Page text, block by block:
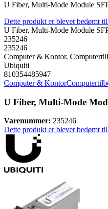
U Fiber, Multi-Mode Module
Dette produkt er blevet bedømt
U Fiber, Multi-Mode Module
235246
235246
Computer & Kontor,
Ubiquiti
810354485947
Computer & Kontor
U Fiber, Multi-Mode
Varenummer: 235246
Dette produkt er blevet bedømt